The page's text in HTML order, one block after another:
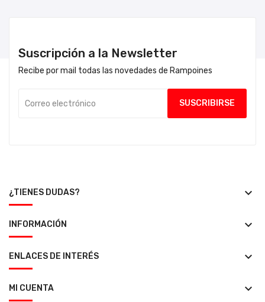
Suscripción a la Newsletter
Recibe por mail todas las novedades de Rampoines
¿TIENES DUDAS? keyboard_arrow_down
INFORMACIÓN keyboard_arrow_down
ENLACES DE INTERÉS keyboard_arrow_down
MI CUENTA keyboard_arrow_down